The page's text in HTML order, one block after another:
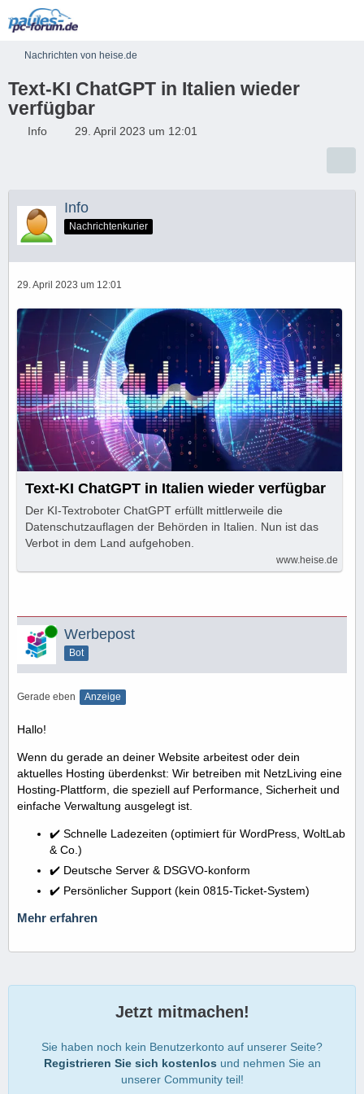
Nachrichten von heise.de
Text-KI ChatGPT in Italien wieder
verfügbar
Info 29. April 2023 um 12:01
Info
Nachrichtenkurier
29. April 2023 um 12:01
Text-KI ChatGPT in Italien wieder verfügbar
Der KI-Textroboter ChatGPT erfüllt mittlerweile die
Datenschutzauflagen der Behörden in Italien. Nun ist das
Verbot in dem Land aufgehoben.
www.heise.de
Online Werbepost
Bot
Gerade eben Anzeige
Hallo!
Wenn du gerade an deiner Website arbeitest oder dein
aktuelles Hosting überdenkst: Wir betreiben mit NetzLiving eine
Hosting-Plattform, die speziell auf Performance, Sicherheit und
einfache Verwaltung ausgelegt ist.
✔️ Schnelle Ladezeiten (optimiert für WordPress, WoltLab
& Co.)
✔️ Deutsche Server & DSGVO-konform
✔️ Persönlicher Support (kein 0815-Ticket-System)
Mehr erfahren
Jetzt mitmachen!
Sie haben noch kein Benutzerkonto auf unserer Seite?
Registrieren Sie sich kostenlos und nehmen Sie an
unserer Community teil!